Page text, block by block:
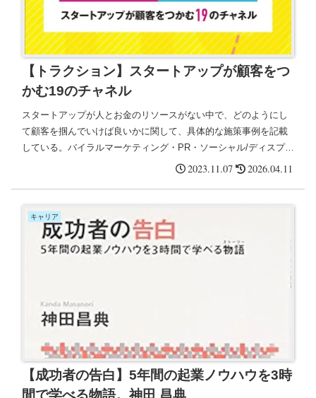
【トラクション】スタートアップが顧客をつ
かむ19のチャネル
スタートアップが人とお金のリソースがない中で、どのようにし
て顧客を掴んでいけば良いかに関して、具体的な施策事例を記載
している。バイラルマーケティング・PR・ソーシャル/ディスプレ
イ広告・オフライン広告・SEO・コンテンツマーケティングな
2023.11.07 2026.04.11
キャリア
【成功者の告白】5年間の起業ノウハウを3時
間で学べる物語。神田 昌典